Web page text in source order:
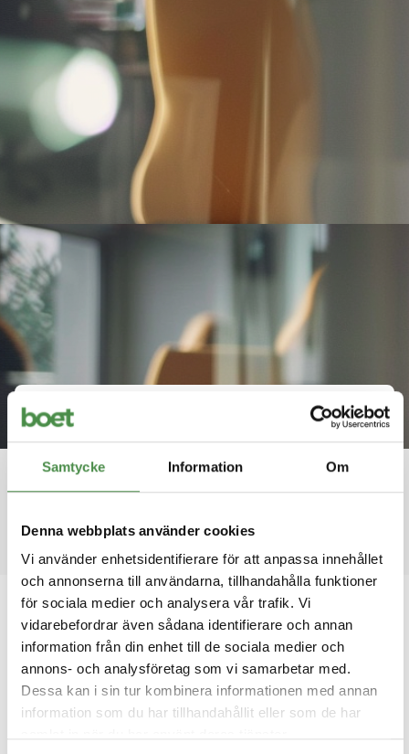
Samtycke Information Om
Denna webbplats använder cookies
Vi använder enhetsidentifierare för att anpassa innehållet
och annonserna till användarna, tillhandahålla funktioner
för sociala medier och analysera vår trafik. Vi
vidarebefordrar även sådana identifierare och annan
information från din enhet till de sociala medier och
annons- och analysföretag som vi samarbetar med.
Dessa kan i sin tur kombinera informationen med annan
information som du har tillhandahållit eller som de har
från Boet.
2026-06-15
Så arbetar Marks kommun med
Boet